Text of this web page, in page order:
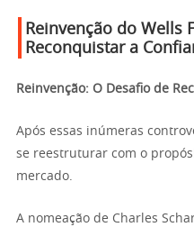
Reinvenção do Wells
Reconquistar a
Reinvenção: O Desafio de
Após essas inúmeras
se reestruturar com o
mercado.
A nomeação de Charles